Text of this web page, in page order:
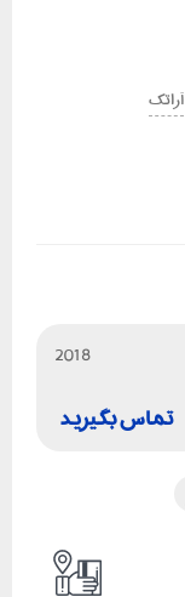
آراتک
2018
تماس بگیرید